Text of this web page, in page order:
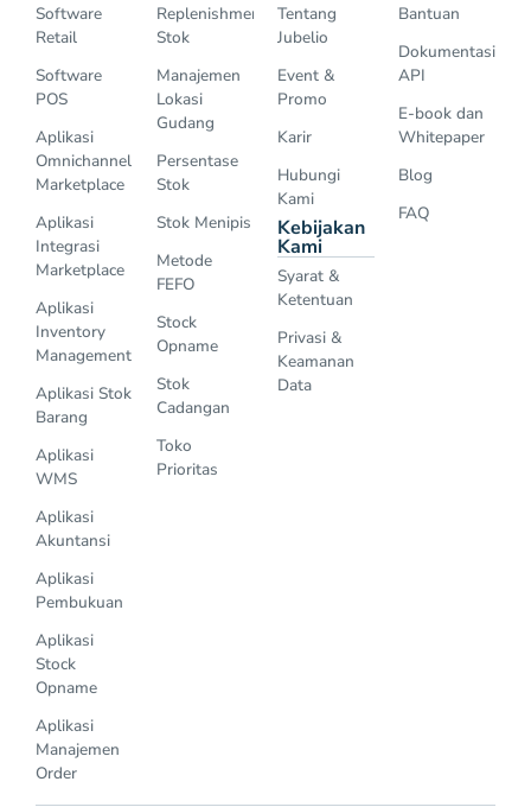
Software
Retail
Software
POS
Aplikasi
Omnichannel
Marketplace
Aplikasi
Integrasi
Marketplace
Aplikasi
Inventory
Management
Aplikasi Stok
Barang
Aplikasi
WMS
Aplikasi
Akuntansi
Aplikasi
Pembukuan
Aplikasi
Stock
Opname
Aplikasi
Manajemen
Order
Replenishment
Stok
Manajemen
Lokasi
Gudang
Persentase
Stok
Stok Menipis
Metode
FEFO
Stock
Opname
Stok
Cadangan
Toko
Prioritas
Tentang
Jubelio
Event &
Promo
Karir
Hubungi
Kami
Kebijakan
Kami
Syarat &
Ketentuan
Privasi &
Keamanan
Data
Bantuan
Dokumentasi
API
E-book dan
Whitepaper
Blog
FAQ